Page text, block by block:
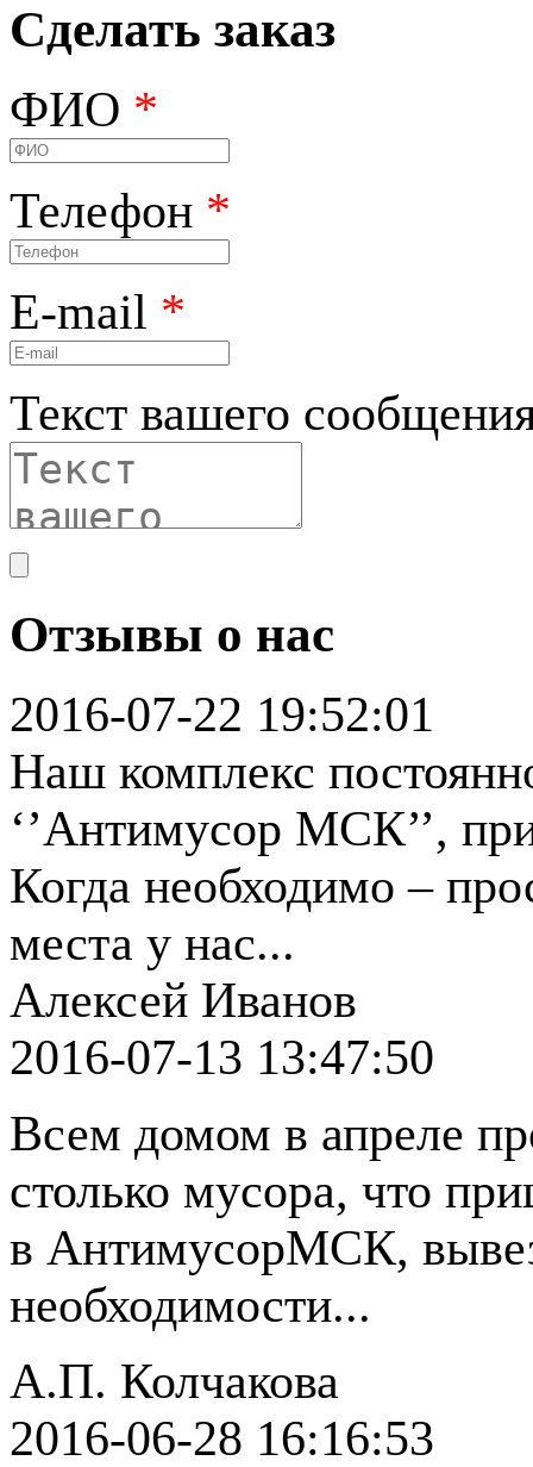
Сделать заказ
ФИО *
Телефон *
E-mail *
Текст вашего
Отзывы о нас
2016-07-22 19:52:01
Наш комплекс
‘’Антимусор МСК’’,
Когда необходимо –
места у нас...
Алексей Иванов
2016-07-13 13:47:50
Всем домом в апреле
столько мусора, что
в АнтимусорМСК,
необходимости...
А.П. Колчакова
2016-06-28 16:16:53